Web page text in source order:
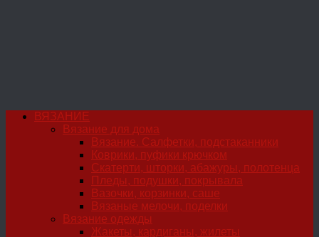
ВЯЗАНИЕ
Вязание для дома
Вязание. Салфетки, подстаканники
Коврики, пуфики крючком
Скатерти, шторки, абажуры, полотенца
Пледы, подушки, покрывала
Вазочки, корзинки, саше
Вязаные мелочи, поделки
Вязание одежды
Жакеты, кардиганы, жилеты